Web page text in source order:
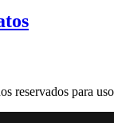
reservados para